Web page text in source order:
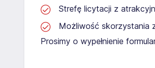
Strefę licytacji z
Możliwość skorzystania
Prosimy o wypełnienie